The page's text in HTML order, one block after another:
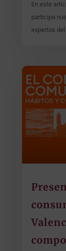
En este
participa
expertos